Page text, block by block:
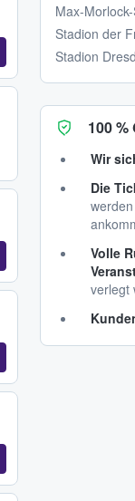
Max-
Stadion der
Stadion
100 %
Wir
Die
Volle
verlegt